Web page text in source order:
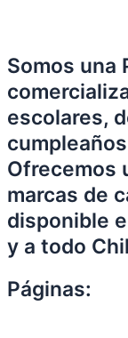
Somos una
escolares,
Ofrecemos
marcas de
disponible
y a todo
Páginas: